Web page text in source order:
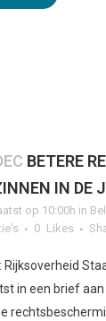
BETERE
IN DE
op 10:00h in
0 Likes
Rijksoverheid
in een brief